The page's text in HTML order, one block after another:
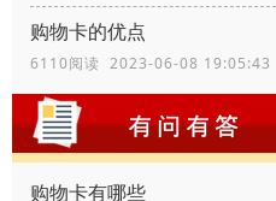
购物卡的优点
6110阅读 2023-06-08 19:05:43
购物卡有哪些